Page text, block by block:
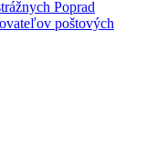
Poprad
poštových